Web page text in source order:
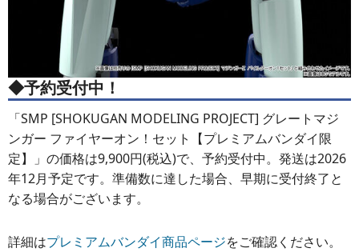
◆予約受付中！
「SMP [SHOKUGAN MODELING PROJECT] グレートマジ
ンガー ファイヤーオン！セット【プレミアムバンダイ限
定】」の価格は9,900円(税込)で、予約受付中。発送は2026
年12月予定です。準備数に達した場合、早期に受付終了と
なる場合がございます。
詳細はプレミアムバンダイ商品ページをご確認ください。